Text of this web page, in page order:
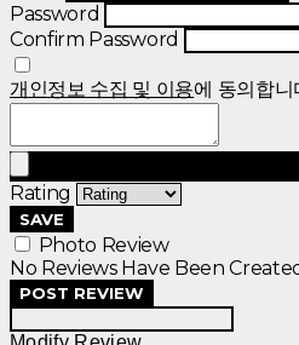
Password
Confirm Password
개인정보 수집 및 이용에 동의합니
Rating
SAVE
Photo Review
No Reviews Have Been
POST REVIEW